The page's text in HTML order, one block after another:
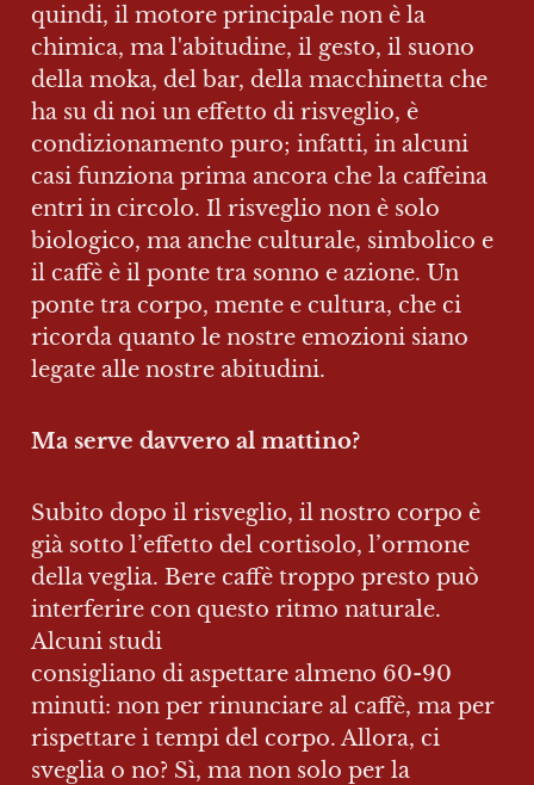
quindi, il motore principale non è la
chimica, ma l'abitudine, il gesto, il suono
della moka, del bar, della macchinetta che
ha su di noi un effetto di risveglio, è
condizionamento puro; infatti, in alcuni
casi funziona prima ancora che la caffeina
entri in circolo. Il risveglio non è solo
biologico, ma anche culturale, simbolico e
il caffè è il ponte tra sonno e azione. Un
ponte tra corpo, mente e cultura, che ci
ricorda quanto le nostre emozioni siano
legate alle nostre abitudini.
Ma serve davvero al mattino?
Subito dopo il risveglio, il nostro corpo è
già sotto l’effetto del cortisolo, l’ormone
della veglia. Bere caffè troppo presto può
interferire con questo ritmo naturale.
Alcuni studi
consigliano di aspettare almeno 60-90
minuti: non per rinunciare al caffè, ma per
rispettare i tempi del corpo. Allora, ci
sveglia o no? Sì, ma non solo per la